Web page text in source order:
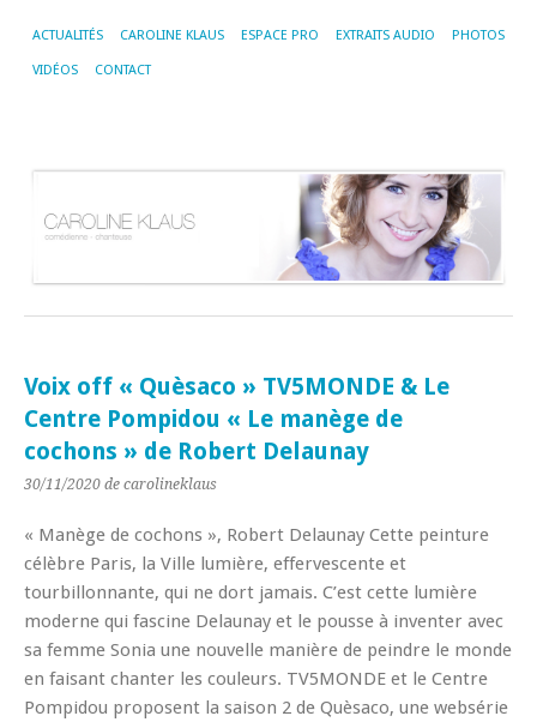
ACTUALITÉS CAROLINE KLAUS ESPACE PRO EXTRAITS AUDIO PHOTOS
VIDÉOS CONTACT
Voix off « Quèsaco » TV5MONDE & Le
Centre Pompidou « Le manège de
cochons » de Robert Delaunay
30/11/2020 de carolineklaus
« Manège de cochons », Robert Delaunay Cette peinture
célèbre Paris, la Ville lumière, effervescente et
tourbillonnante, qui ne dort jamais. C’est cette lumière
moderne qui fascine Delaunay et le pousse à inventer avec
sa femme Sonia une nouvelle manière de peindre le monde
en faisant chanter les couleurs. TV5MONDE et le Centre
Pompidou proposent la saison 2 de Quèsaco, une websérie